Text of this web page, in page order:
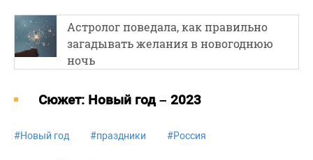
Астролог поведала, как правильно
загадывать желания в новогоднюю
ночь
Cюжет: Новый год – 2023
#Новый год #праздники #Россия